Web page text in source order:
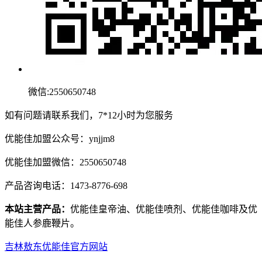
微信:2550650748
如有问题请联系我们，7*12小时为您服务
优能佳加盟公众号：ynjjm8
优能佳加盟微信：2550650748
产品咨询电话：1473-8776-698
本站主营产品： 优能佳皇帝油、优能佳喷剂、优能佳咖啡及优
能佳人参鹿鞭片。
吉林敖东优能佳官方网站